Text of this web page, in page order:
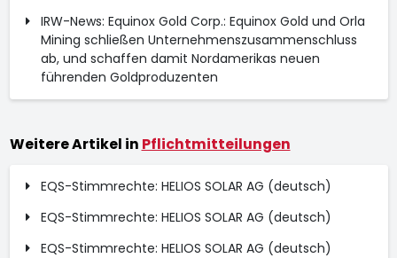
IRW-News: Equinox Gold Corp.: Equinox Gold und Orla
Mining schließen Unternehmenszusammenschluss
ab, und schaffen damit Nordamerikas neuen
führenden Goldproduzenten
Weitere Artikel in Pflichtmitteilungen
EQS-Stimmrechte: HELIOS SOLAR AG (deutsch)
EQS-Stimmrechte: HELIOS SOLAR AG (deutsch)
EQS-Stimmrechte: HELIOS SOLAR AG (deutsch)